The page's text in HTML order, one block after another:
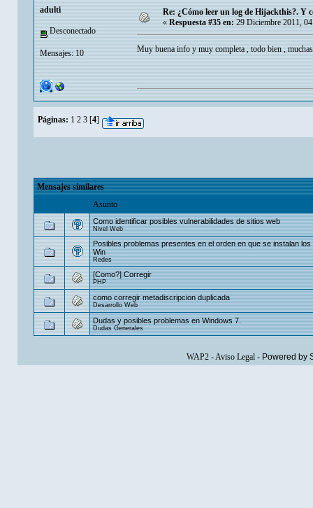
adulti
Desconectado
Mensajes: 10
Re: ¿Cómo leer un log de Hijackthis?. Y
« Respuesta #35 en: 29 Diciembre 2011,
Muy buena info y muy completa , todo bien ,
Páginas: 1 2 3 [4]
Mensajes similares
Asunto
Como identificar posibles vulnerabilidades de sitios web
Nivel Web
Posibles problemas presentes en el orden en que se instalan
Win
Redes
[Como?] Corregir
PHP
como corregir metadiscripcion duplicada
Desarrollo Web
Dudas y posibles problemas en Windows 7.
Dudas Generales
WAP2-Aviso Legal- Powered by